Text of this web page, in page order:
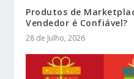
Produtos de
Vendedor é Confiável?
28 de Julho, 2026